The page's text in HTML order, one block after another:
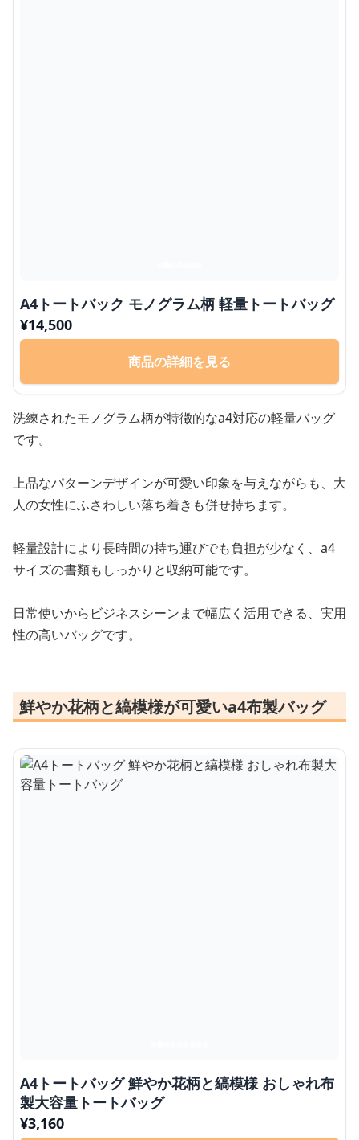
A4トートバック モノグラム柄 軽量トートバッグ
¥14,500
商品の詳細を見る
洗練されたモノグラム柄が特徴的なa4対応の軽量バッグ
です。
上品なパターンデザインが可愛い印象を与えながらも、大
人の女性にふさわしい落ち着きも併せ持ちます。
軽量設計により長時間の持ち運びでも負担が少なく、a4
サイズの書類もしっかりと収納可能です。
日常使いからビジネスシーンまで幅広く活用できる、実用
性の高いバッグです。
鮮やか花柄と縞模様が可愛いa4布製バッグ
A4トートバッグ 鮮やか花柄と縞模様 おしゃれ布
製大容量トートバッグ
¥3,160